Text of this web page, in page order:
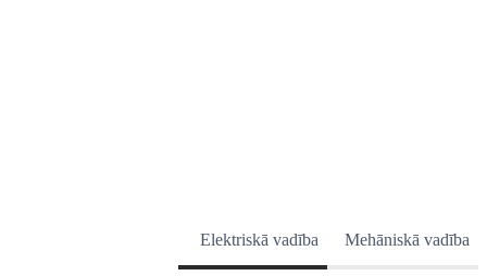
PĀRVALDĪBA
Elektriskā vadība Mehāniskā vadība